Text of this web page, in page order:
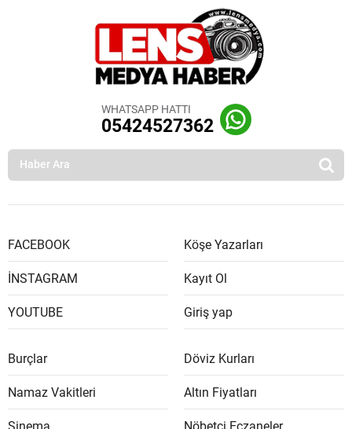
WHATSAPP HATTI
05424527362
FACEBOOK
İNSTAGRAM
YOUTUBE
Köşe Yazarları
Kayıt Ol
Giriş yap
Burçlar
Namaz Vakitleri
Döviz Kurları
Altın Fiyatları